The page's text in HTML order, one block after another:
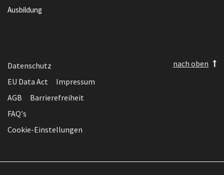
Ausbildung
Datenschutz
EU Data Act
Impressum
AGB
Barrierefreiheit
FAQ's
Cookie-Einstellungen
nach oben